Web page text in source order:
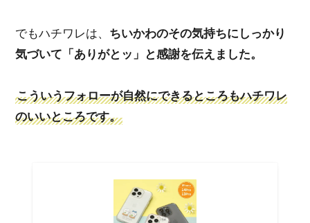
でもハチワレは、 ちいかわのその気持ちにしっかり
気づいて「ありがとッ」と感謝を伝えました。
こういうフォローが自然にできるところもハチワレ
のいいところです。